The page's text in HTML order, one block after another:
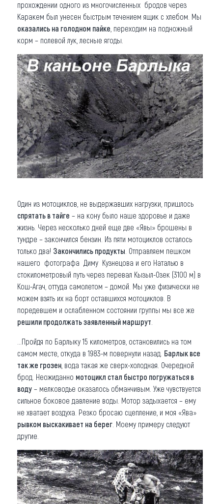
прохождении одного из многочисленных бродов через
Каракем был унесен быстрым течением ящик с хлебом. Мы
оказались на голодном пайке , переходим на подножный
корм – полевой лук, лесные ягоды.
Один из мотоциклов, не выдержавших нагрузки, пришлось
спрятать в тайге – на кону было наше здоровье и даже
жизнь. Через несколько дней еще две «Явы» брошены в
тундре – закончился бензин. Из пяти мотоциклов осталось
только два! Закончились продукты . Отправляем пешком
нашего фотографа Диму Кузнецова и его Наталью в
стокилометровый путь через перевал Кызыл-Озек (3100 м) в
Кош-Агач, оттуда самолетом – домой. Мы уже физически не
можем взять их на борт оставшихся мотоциклов. В
поредевшем и ослабленном состоянии группы мы все же
решили продолжать заявленный маршрут
…Пройдя по Барлыку 15 километров, остановились на том
самом месте, откуда в 1983-м повернули назад. Барлык все
так же грозен , вода такая же сверх-холодная. Очередной
брод. Неожиданно мотоцикл стал быстро погружаться в
воду – мелководье оказалось обманчивым. Уже чувствуется
сильное боковое давление воды. Мотор задыхается – ему
не хватает воздуха. Резко бросаю сцепление, и моя «Ява»
рывком выскакивает на берег . Моему примеру следуют
другие.